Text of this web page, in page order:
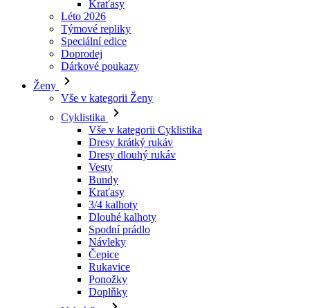
Dárkové poukazy
Ženy
Vše v kategorii Ženy
Cyklistika
Vše v kategorii Cyklistika
Dresy dlouhý rukáv
Vesty
Bundy
Kraťasy
3/4 kalhoty
Dlouhé kalhoty
Spodní prádlo
Návleky
Čepice
Rukavice
Ponožky
Doplňky
Volný čas
Vše v kategorii Volný čas
Trička
Mikiny
Čepice